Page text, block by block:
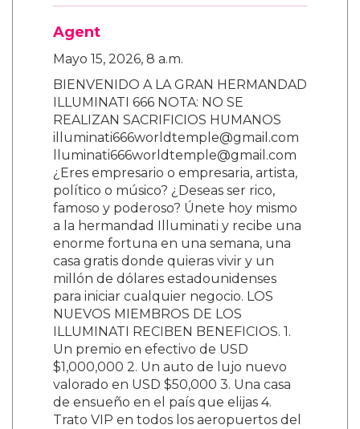
Agent
Mayo 15, 2026, 8 a.m.
BIENVENIDO A LA GRAN HERMANDAD
ILLUMINATI 666 NOTA: NO SE
REALIZAN SACRIFICIOS HUMANOS
illuminati666worldtemple@gmail.com
lluminati666worldtemple@gmail.com
¿Eres empresario o empresaria, artista,
político o músico? ¿Deseas ser rico,
famoso y poderoso? Únete hoy mismo
a la hermandad Illuminati y recibe una
enorme fortuna en una semana, una
casa gratis donde quieras vivir y un
millón de dólares estadounidenses
para iniciar cualquier negocio. LOS
NUEVOS MIEMBROS DE LOS
ILLUMINATI RECIBEN BENEFICIOS. 1.
Un premio en efectivo de USD
$1,000,000 2. Un auto de lujo nuevo
valorado en USD $50,000 3. Una casa
de ensueño en el país que elijas 4.
Trato VIP en todos los aeropuertos del